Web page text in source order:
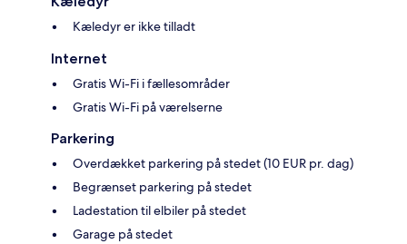
Kæledyr er ikke tilladt
Internet
Gratis Wi-Fi i fællesområder
Gratis Wi-Fi på værelserne
Parkering
Overdækket parkering på stedet (10 EUR pr. dag)
Begrænset parkering på stedet
Ladestation til elbiler på stedet
Garage på stedet